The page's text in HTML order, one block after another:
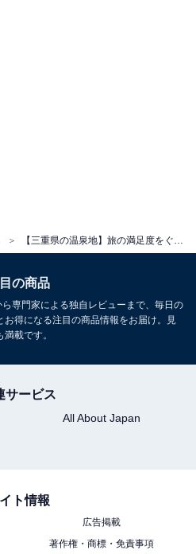
鳥羽市安楽島町1075-98
伊勢西ICより約15分
6005円
考価格
ウト
る可能性があります
の商品
専門家による独自レビューまで、毎日の
得になる注目の商品情報をお届け。見
載です。
サービス
All About Japan
ト情報
広告掲載
著作権・商標・免責事項